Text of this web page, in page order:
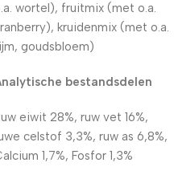
wortel), fruitmix (met o.a.
kruidenmix (met o.a.
goudsbloem)
bestandsdelen
eiwit 28%, ruw vet 16%,
celstof 3,3%, ruw as 6,8%,
1,7%, Fosfor 1,3%